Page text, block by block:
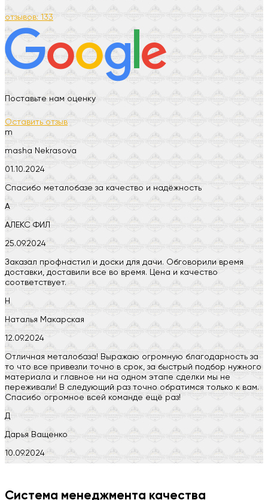
отзывов: 133
Поставьте нам оценку
Оставить отзыв
m
masha Nekrasova
01.10.2024
Спасибо металобазе за качество и надёжность
А
АЛЕКС ФИЛ
25.09.2024
Заказал профнастил и доски для дачи. Обговорили время
доставки, доставили все во время. Цена и качество
соответствует.
Н
Наталья Макарская
12.09.2024
Отличная металобаза! Выражаю огромную благодарность за
то что все привезли точно в срок, за быстрый подбор нужного
материала и главное ни на одном этапе сделки мы не
переживали! В следующий раз точно обратимся только к вам.
Спасибо огромное всей команде ещё раз!
Д
Дарья Ващенко
10.09.2024
H
Система менеджмента качества